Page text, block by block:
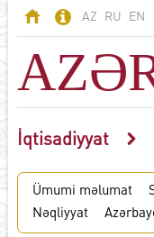
AZ RU EN
AZƏRBAYCAN
Odlar Yurdu -
Ərazi
İqtisadiyyat
Ümumi məlumat
Nəqliyyat